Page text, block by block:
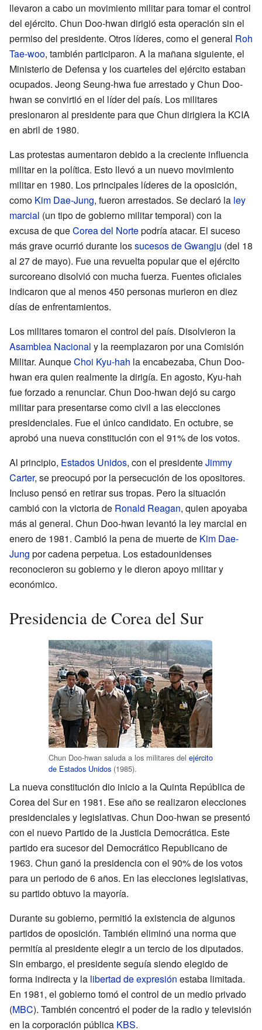
llevaron a cabo un movimiento militar para tomar el control
del ejército. Chun Doo-hwan dirigió esta operación sin el
permiso del presidente. Otros líderes, como el general Roh
Tae-woo, también participaron. A la mañana siguiente, el
Ministerio de Defensa y los cuarteles del ejército estaban
ocupados. Jeong Seung-hwa fue arrestado y Chun Doo-
hwan se convirtió en el líder del país. Los militares
presionaron al presidente para que Chun dirigiera la KCIA
en abril de 1980.
Las protestas aumentaron debido a la creciente influencia
militar en la política. Esto llevó a un nuevo movimiento
militar en 1980. Los principales líderes de la oposición,
como Kim Dae-Jung, fueron arrestados. Se declaró la ley
marcial (un tipo de gobierno militar temporal) con la
excusa de queCorea del Nortepodría atacar. El suceso
más grave ocurrió durante lossucesos de Gwangju (del 18
al 27 de mayo). Fue una revuelta popular que el ejército
surcoreano disolvió con mucha fuerza. Fuentes oficiales
indicaron que al menos 450 personas murieron en diez
días de enfrentamientos.
Los militares tomaron el control del país. Disolvieron la
Asamblea Nacional y la reemplazaron por una Comisión
Militar. AunqueChoi Kyu-hah la encabezaba, Chun Doo-
hwan era quien realmente la dirigía. En agosto, Kyu-hah
fue forzado a renunciar. Chun Doo-hwan dejó su cargo
militar para presentarse como civil a las elecciones
presidenciales. Fue el único candidato. En octubre, se
aprobó una nueva constitución con el 91% de los votos.
Al principio, Estados Unidos, con el presidenteJimmy
Carter, se preocupó por la persecución de los opositores.
Incluso pensó en retirar sus tropas. Pero la situación
cambió con la victoria de Ronald Reagan, quien apoyaba
más al general. Chun Doo-hwan levantó la ley marcial en
enero de 1981. Cambió la pena de muerte de Kim Dae-
Jung por cadena perpetua. Los estadounidenses
reconocieron su gobierno y le dieron apoyo militar y
económico.
Presidencia de Corea del Sur
Chun Doo-hwan saluda a los militares del ejército
de Estados Unidos (1985).
La nueva constitución dio inicio a la Quinta República de
Corea del Sur en 1981. Ese año se realizaron elecciones
presidenciales y legislativas. Chun Doo-hwan se presentó
con el nuevo Partido de la Justicia Democrática. Este
partido era sucesor del Democrático Republicano de
1963. Chun ganó la presidencia con el 90% de los votos
para un periodo de 6 años. En las elecciones legislativas,
su partido obtuvo la mayoría.
Durante su gobierno, permitió la existencia de algunos
partidos de oposición. También eliminó una norma que
permitía al presidente elegir a un tercio de los diputados.
Sin embargo, el presidente seguía siendo elegido de
forma indirecta y la libertad de expresión estaba limitada.
En 1981, el gobierno tomó el control de un medio privado
(MBC). También concentró el poder de la radio y televisión
en la corporación pública KBS.